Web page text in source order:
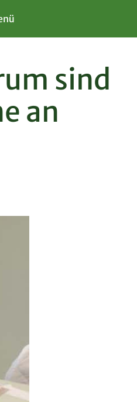
sind
an